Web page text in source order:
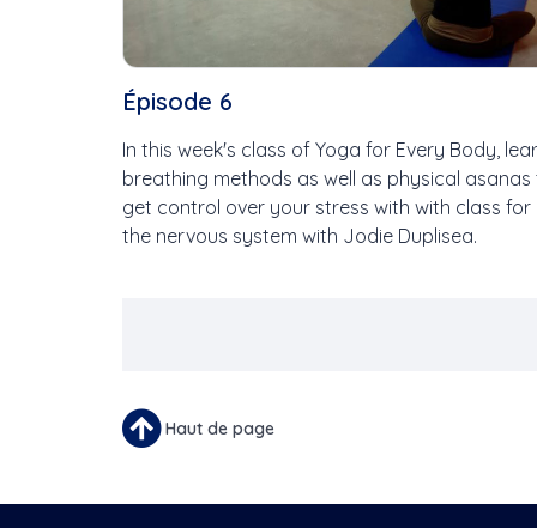
Épisode 6
In this week's class of Yoga for Every Body,
breathing methods as well as physical asanas
get control over your stress with with class for
the nervous system with Jodie Duplisea.
Haut de page